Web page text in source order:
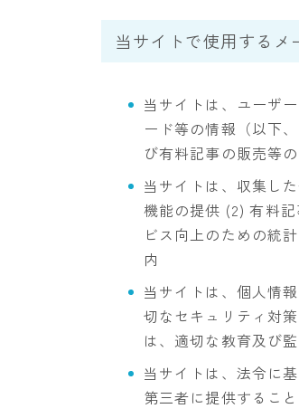
当サイトで使用するメ
当サイトは、ユーザ
ード等の情報（以下
び有料記事の販売等
当サイトは、収集し
機能の提供 (2) 有料
ビス向上のための統
内
当サイトは、個人情
切なセキュリティ対
は、適切な教育及び
当サイトは、法令に
第三者に提供するこ